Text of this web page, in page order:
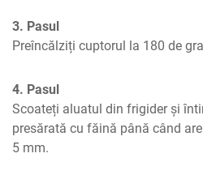
3. Pasul
Preîncălziți cuptorul la 180 de
4. Pasul
Scoateți aluatul din frigider și
presărată cu făină până când
5 mm.